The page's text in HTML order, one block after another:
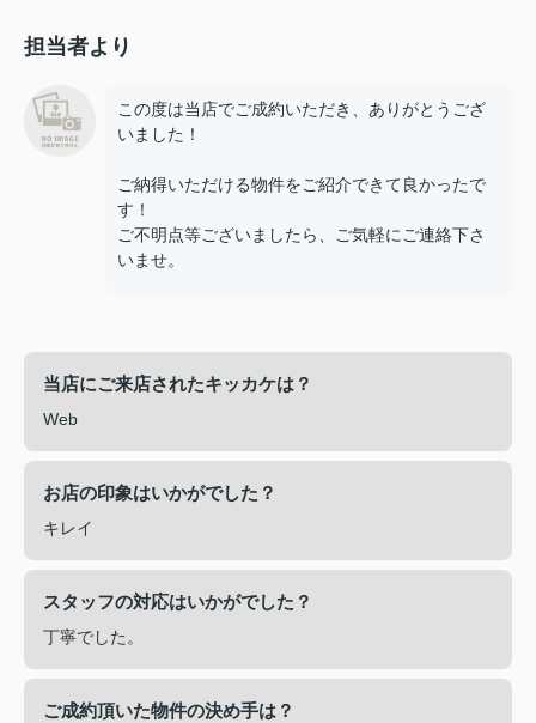
担当者より
この度は当店でご成約いただき、ありがとうござ
いました！
ご納得いただける物件をご紹介できて良かったで
す！
ご不明点等ございましたら、ご気軽にご連絡下さ
いませ。
当店にご来店されたキッカケは？
Web
お店の印象はいかがでした？
キレイ
スタッフの対応はいかがでした？
丁寧でした。
ご成約頂いた物件の決め手は？